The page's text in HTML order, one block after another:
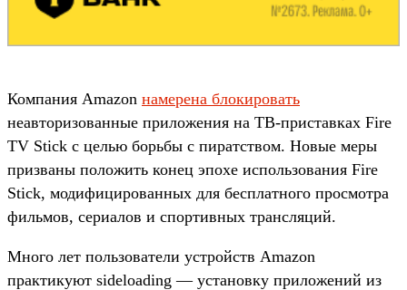
Компания Amazon намерена блокировать
неавторизованные приложения на ТВ-приставках Fire
TV Stick с целью борьбы с пиратством. Новые меры
призваны положить конец эпохе использования Fire
Stick, модифицированных для бесплатного просмотра
фильмов, сериалов и спортивных трансляций.
Много лет пользователи устройств Amazon
практикуют sideloading — установку приложений из